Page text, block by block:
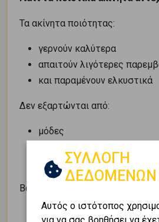
Τα ακίνητα ποιότητας:
γερνούν καλύτερα
απαιτούν λιγότερες
και παραμένουν ελκυστικά
Δεν εξαρτώνται από:
μόδες
ή επιφανειακές λύσεις
Βασίζονται σε
ΣΥΛΛΟΓΗ
ΔΕΔΟΜΕΝΩΝ
Αυτός ο ιστότοπος
για να σας βοηθήσει να